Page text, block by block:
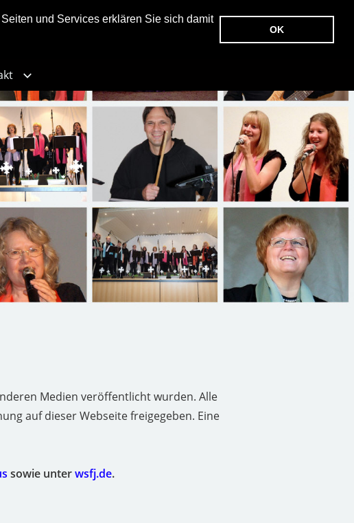
und Services erklären Sie sich damit
OK
Medien veröffentlicht wurden. Alle
auf dieser Webseite freigegeben. Eine
sowie unterwsfj.de.